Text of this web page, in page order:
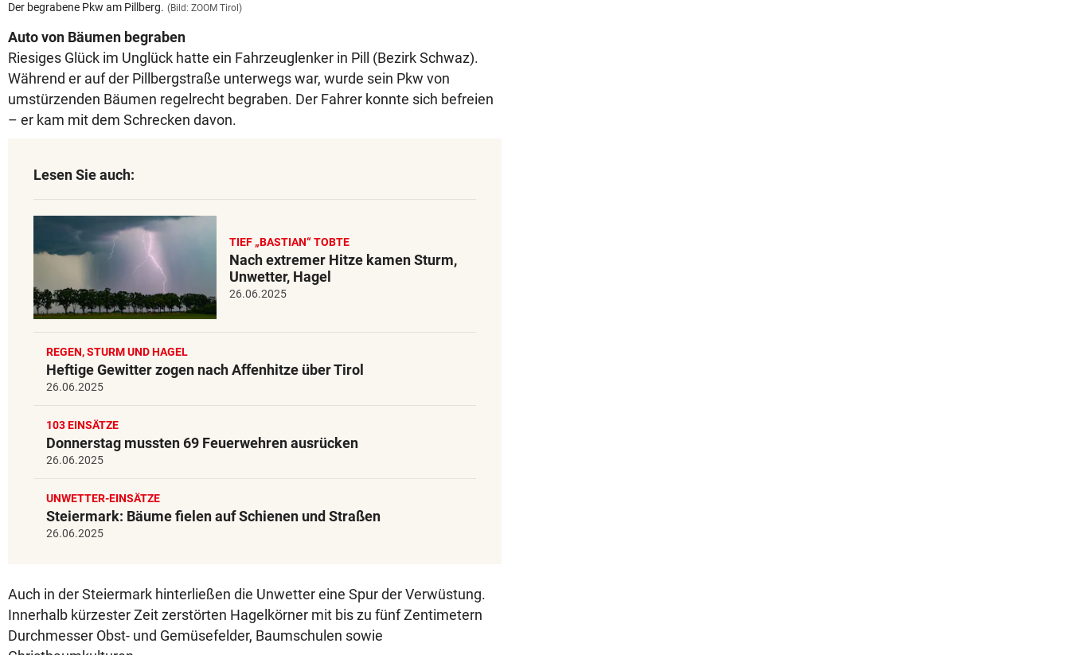
Der begrabene Pkw am Pillberg. (Bild: ZOOM Tirol)
Auto von Bäumen begraben
Riesiges Glück im Unglück hatte ein Fahrzeuglenker in Pill (Bezirk Schwaz).
Während er auf der Pillbergstraße unterwegs war, wurde sein Pkw von
umstürzenden Bäumen regelrecht begraben. Der Fahrer konnte sich befreien
– er kam mit dem Schrecken davon.
Lesen Sie auch:
TIEF „BASTIAN“ TOBTE
Nach extremer Hitze kamen Sturm,
Unwetter, Hagel
26.06.2025
REGEN, STURM UND HAGEL
Heftige Gewitter zogen nach Affenhitze über Tirol
26.06.2025
103 EINSÄTZE
Donnerstag mussten 69 Feuerwehren ausrücken
26.06.2025
UNWETTER-EINSÄTZE
Steiermark: Bäume fielen auf Schienen und Straßen
26.06.2025
Auch in der Steiermark hinterließen die Unwetter eine Spur der Verwüstung.
Innerhalb kürzester Zeit zerstörten Hagelkörner mit bis zu fünf Zentimetern
Durchmesser Obst- und Gemüsefelder, Baumschulen sowie